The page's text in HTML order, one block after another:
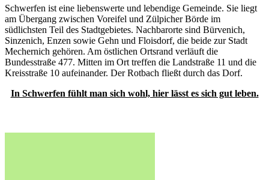
Schwerfen ist eine liebenswerte und lebendige Gemeinde. Sie liegt
am Übergang zwischen Voreifel und Zülpicher Börde im
südlichsten Teil des Stadtgebietes. Nachbarorte sind Bürvenich,
Sinzenich, Enzen sowie Gehn und Floisdorf, die beide zur Stadt
Mechernich gehören. Am östlichen Ortsrand verläuft die
Bundesstraße 477. Mitten im Ort treffen die Landstraße 11 und die
Kreisstraße 10 aufeinander. Der Rotbach fließt durch das Dorf.
In Schwerfen fühlt man sich wohl, hier lässt es sich gut leben.